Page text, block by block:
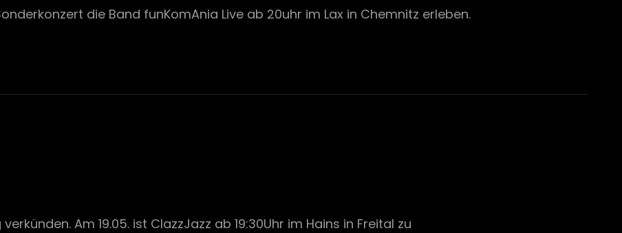
die Band funKomAnia Live ab 20uhr im Lax in Chemnitz erleben.
Am 19.05. ist ClazzJazz ab 19:30Uhr im Hains in Freital zu